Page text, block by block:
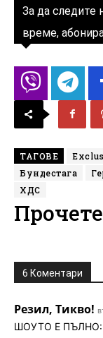
За да следите
време,
ТАГОВЕ
Бундестага
ХДС
6 Коментари
Резил, Тикво!
ШОУТО Е ПЪЛНО: